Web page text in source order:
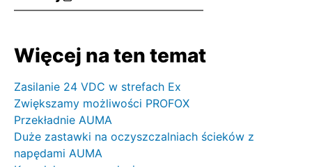
Więcej na ten temat
Zasilanie 24 VDC w strefach Ex
Zwiększamy możliwości PROFOX
Przekładnie AUMA
Duże zastawki na oczyszczalniach ścieków z
napędami AUMA